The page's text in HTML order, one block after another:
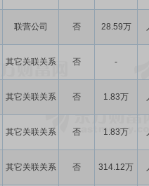
联营公司 否 28.59万
其它关联关系 否 -
其它关联关系 否 1.83万
其它关联关系 否 1.83万
其它关联关系 否 314.12万